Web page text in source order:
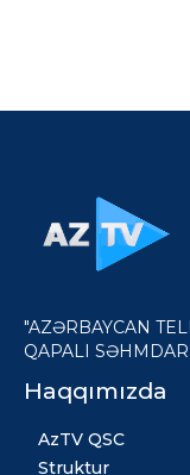
"AZƏRBAYCAN
QAPALI
Haqqımızda
AzTV QSC
Struktur